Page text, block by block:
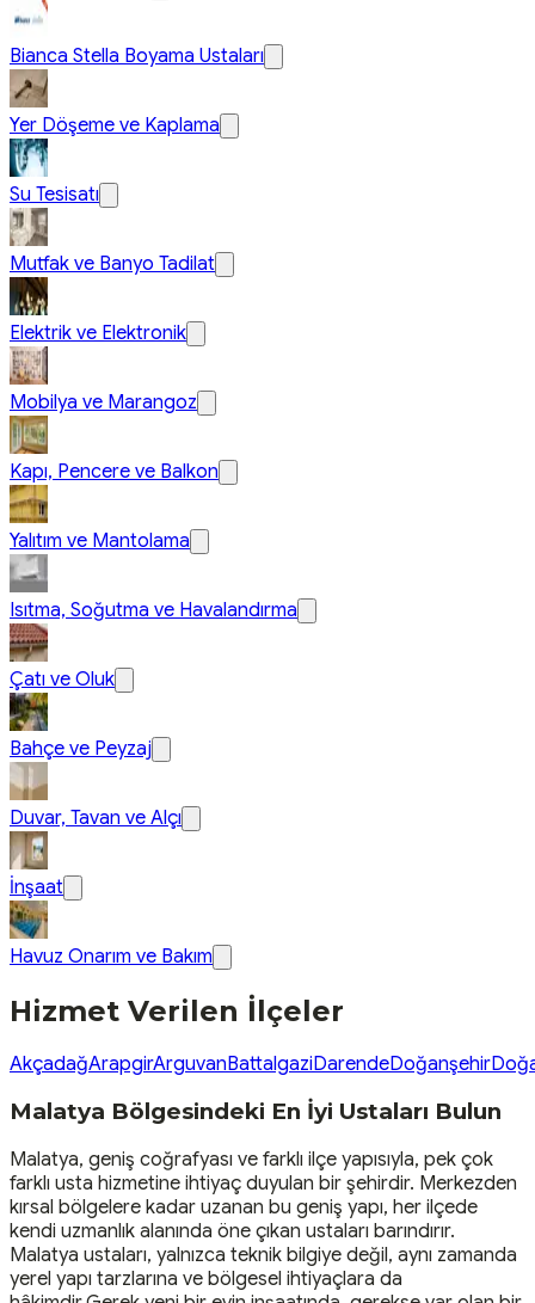
Bianca Stella Boyama Ustaları
Yer Döşeme ve Kaplama
Su Tesisatı
Mutfak ve Banyo Tadilat
Elektrik ve Elektronik
Mobilya ve Marangoz
Kapı, Pencere ve Balkon
Yalıtım ve Mantolama
Isıtma, Soğutma ve Havalandırma
Çatı ve Oluk
Bahçe ve Peyzaj
Duvar, Tavan ve Alçı
İnşaat
Havuz Onarım ve Bakım
Hizmet Verilen İlçeler
AkçadağArapgirArguvanBattalgaziDarendeDoğanşehir
Malatya Bölgesindeki En İyi Ustaları Bulun
Malatya, geniş coğrafyası ve farklı ilçe yapısıyla, pek çok
farklı usta hizmetine ihtiyaç duyulan bir şehirdir. Merkezden
kırsal bölgelere kadar uzanan bu geniş yapı, her ilçede
kendi uzmanlık alanında öne çıkan ustaları barındırır.
Malatya ustaları, yalnızca teknik bilgiye değil, aynı zamanda
yerel yapı tarzlarına ve bölgesel ihtiyaçlara da